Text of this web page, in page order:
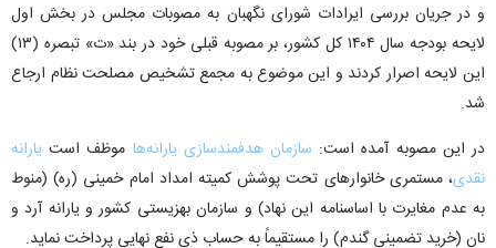
و در جریان بررسی ایرادات شورای نگهبان به مصوبات مجلس در بخش اول
لایحه بودجه سال ۱۴۰۴ کل کشور، بر مصوبه قبلی خود در بند «ت» تبصره (۱۳)
این لایحه اصرار کردند و این موضوع به مجمع تشخیص مصلحت نظام ارجاع
شد.
در این مصوبه آمده است: سازمان هدفمندسازی یارانه‌ها موظف است یارانه
نقدی، مستمری خانوار‌های تحت پوشش کمیته امداد امام خمینی (ره) (منوط
به عدم مغایرت با اساسنامه این نهاد) و سازمان بهزیستی کشور و یارانه آرد و
نان (خرید تضمینی گندم) را مستقیماً به حساب ذی نفع نهایی پرداخت نماید.